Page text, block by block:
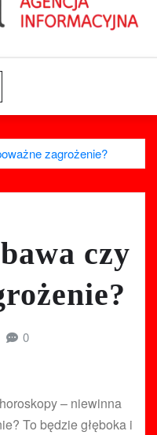
zagrożenie?
czy
0
– niewinna
To będzie głęboka i